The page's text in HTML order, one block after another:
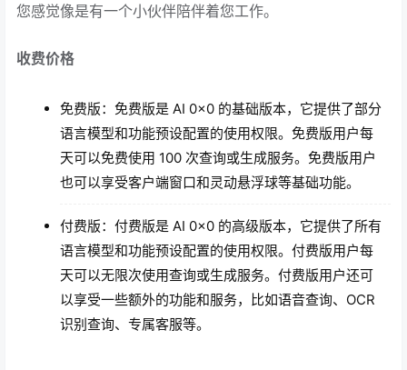
您感觉像是有一个小伙伴陪伴着您工作。
收费价格
免费版：免费版是 AI 0x0 的基础版本，它提供了部分
语言模型和功能预设配置的使用权限。免费版用户每
天可以免费使用 100 次查询或生成服务。免费版用户
也可以享受客户端窗口和灵动悬浮球等基础功能。
付费版：付费版是 AI 0x0 的高级版本，它提供了所有
语言模型和功能预设配置的使用权限。付费版用户每
天可以无限次使用查询或生成服务。付费版用户还可
以享受一些额外的功能和服务，比如语音查询、OCR
识别查询、专属客服等。